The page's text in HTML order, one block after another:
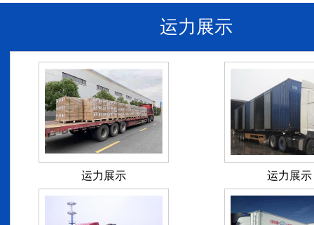
运力展示
运力展示 运力展示